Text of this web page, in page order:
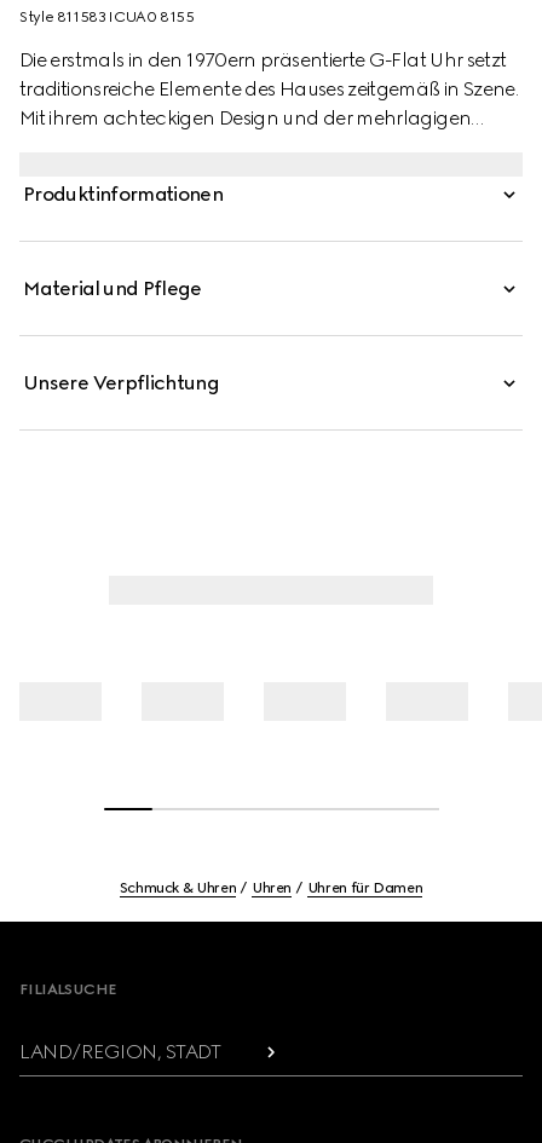
Style ‎811583 ICUA0 8155
Die erstmals in den 1970ern präsentierte G-Flat Uhr setzt
traditionsreiche Elemente des Hauses zeitgemäß in Szene.
Mit ihrem achteckigen Design und der mehrlagigen
Modell verfügt über ein silberfarbenes, galvanisiertes
Produktinformationen
Material und Pflege
Unsere Verpflichtung
Schmuck & Uhren Uhren Uhren für Damen
FILIALSUCHE
LAND/REGION, STADT